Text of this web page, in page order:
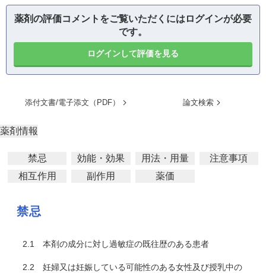
薬剤の評価コメントをご覧いただくにはログインが必要
です。
ログインして評価を見る
添付文書/電子添文（PDF） 論文検索
薬剤情報
禁忌 効能・効果 用法・用量
注意事項
相互作用
副作用 薬価
禁忌
2.1 本剤の成分に対し過敏症の既往歴のある患者
2.2 妊婦又は妊娠している可能性のある女性及び授乳中の